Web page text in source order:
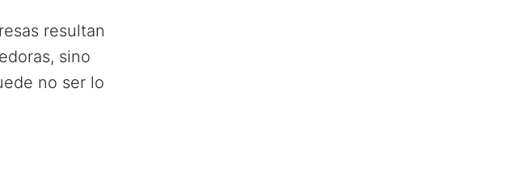
resultan
sino
no ser lo